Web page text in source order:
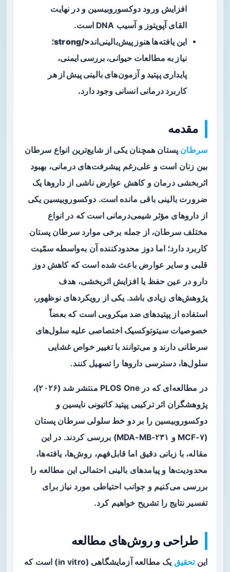
افزایش ورود دوکسوروبیسین و در نهایت
القای آپوپتوز و آسیب DNA است.
این یافته‌ها هنوز پیش‌بالینی‌اند</strong؛
نیاز به مطالعات حیوانی، بررسی ایمنی،
پایداری پپتید و آزمون‌های بالینی پیش از هر
کاربرد درمانی انسانی وجود دارد.
مقدمه
سرطان پستان همچنان یکی از شایع‌ترین انواع سرطان
بین زنان است و علی‌رغم پیشرفت‌های درمانی، بهبود
اثربخشی درمان و کاهش عوارض ناشی از داروها یک
ضرورت بالینی باقی مانده است. دوکسوروبیسین یکی
از داروهای مؤثر شیمی‌درمانی است که در انواع
مختلف سرطان، از جمله برخی موارد سرطان پستان
کاربرد دارد؛ اما دوز محدودکننده آن به‌واسطه سمّیت
قلبی و سایر عوارض باعث شده است که کاهش دوز
دارو در عین حفظ یا افزایش اثربخشی، هدف
پژوهش‌های زیادی باشد. یکی از رویکردهای نوظهور،
استفاده از پپتیدهای ضد میکروبی است که بعضاً
خصوصیات سیتوتوکسیک اختصاصی علیه سلول‌های
سرطانی دارند و می‌توانند با تغییر خواص غشایی
سلول‌ها، دسترسی داروها را تسهیل کنند.
در مطالعه‌ای که در PLOS One منتشر شد (۲۰۲۶)،
پژوهشگران اثر ترکیبی پپتید کاتیونی نایسین و
دوکسوروبیسین را بر دو خط سلولی سرطان پستان
(MCF-۷ و MDA-MB-۲۳۱) بررسی کردند. در این
مقاله، با زبانی دقیق اما قابل‌فهم، روش‌ها، یافته‌ها،
محدودیت‌ها و پیامدهای بالینی احتمالی این مطالعه را
بررسی می‌کنیم و جوانب احتیاطی مورد نیاز برای
تفسیر نتایج را تشریح خواهیم کرد.
طراحی و روش‌های مطالعه
اینتحقیق یک مطالعه آزمایشگاهی (in vitro) است که